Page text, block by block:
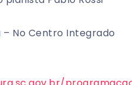
– No Centro Integrado